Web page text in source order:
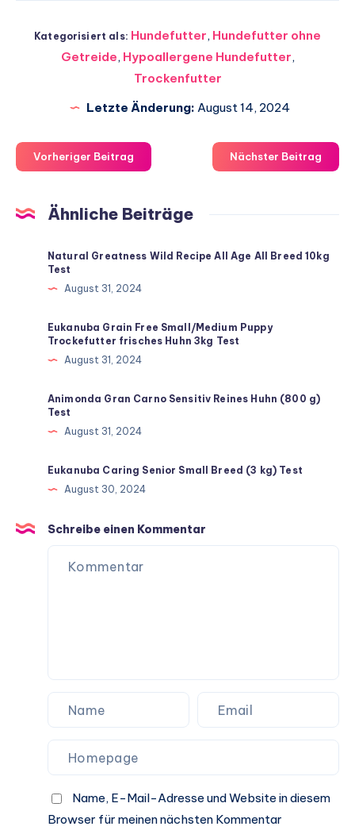
Kategorisiert als: Hundefutter, Hundefutter ohne
Getreide, Hypoallergene Hundefutter,
Trockenfutter
Letzte Änderung: August 14, 2024
Vorheriger Beitrag Nächster Beitrag
Ähnliche Beiträge
Natural Greatness Wild Recipe All Age All Breed 10kg
Test
August 31, 2024
Eukanuba Grain Free Small/Medium Puppy
Trockefutter frisches Huhn 3kg Test
August 31, 2024
Animonda Gran Carno Sensitiv Reines Huhn (800 g)
Test
August 31, 2024
Eukanuba Caring Senior Small Breed (3 kg) Test
August 30, 2024
Schreibe einen Kommentar
Name, E-Mail-Adresse und Website in diesem
Browser für meinen nächsten Kommentar